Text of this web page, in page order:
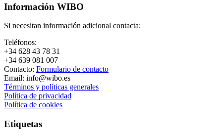
Información WIBO
Si necesitan información adicional contacta:
Teléfonos:
+34 628 43 78 31
+34 639 081 007
Contacto: Formulario de contacto
Email: info@wibo.es
Términos y políticas generales
Política de privacidad
Política de cookies
Etiquetas